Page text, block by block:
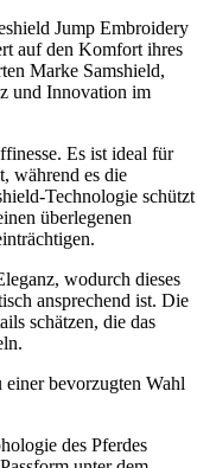
Jump Embroidery
auf den Komfort ihres
Marke Samshield,
und Innovation im
Es ist ideal für
während es die
Technologie schützt
überlegenen
wodurch dieses
ansprechend ist. Die
schätzen, die das
bevorzugten Wahl
des Pferdes